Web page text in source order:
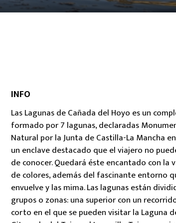
INFO
Las Lagunas de Cañada del Hoyo es un
formado por 7 lagunas, declaradas
Natural por la Junta de Castilla-La Mancha
un enclave destacado que el viajero no
de conocer. Quedará éste encantado con la
de colores, además del fascinante entorno
envuelve y las mima. Las lagunas están
grupos o zonas: una superior con un
corto en el que se pueden visitar la Laguna